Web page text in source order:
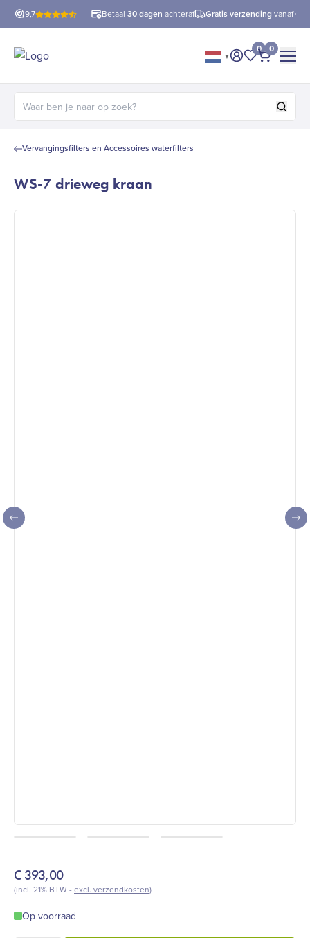
9,7 Betaal 30 dagen achteraf Gratis verzending vanaf
▼ Mijn account
Mijn
0 0
Zoeken naar:
Vervangingsfilters en Accessoires waterfilters
WS-7 drieweg kraan
€393,00
(incl. 21% BTW -excl. verzendkosten)
Op voorraad